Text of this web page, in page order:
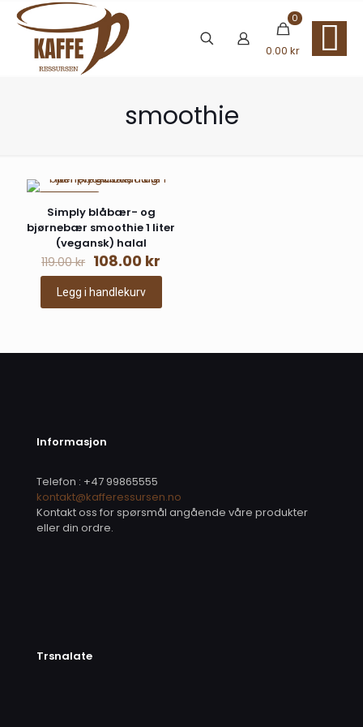
0
0.00 kr
smoothie
Simply blåbær- og
bjørnebær smoothie 1 liter
(vegansk) halal
119.00kr Opprinnelig
pris
var:
119.00 kr.
108.00 kr
pris
108.00 kr.
Legg i handlekurv
Informasjon
Telefon : +47 99865555
kontakt@kafferessursen.no
Kontakt oss for spørsmål angående våre produkter
eller din ordre.
Trsnalate